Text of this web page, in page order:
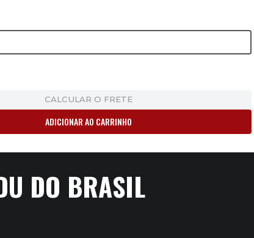
CALCULAR O FRETE
ADICIONAR AO CARRINHO
DO BRASIL